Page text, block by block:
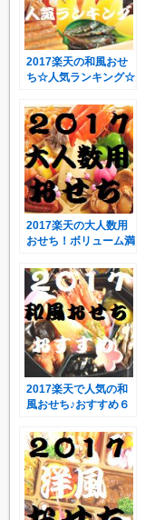
2017楽天の和風おせ
ち☆人気ランキング☆
2017楽天の大人数用
おせち！ボリューム満
選！
2017楽天で人気の和
風おせち♪おすすめ６